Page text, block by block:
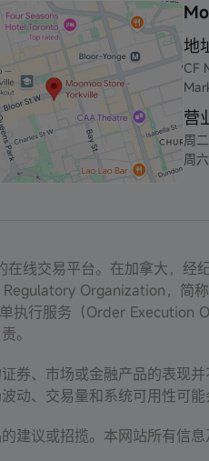
地
CF
营
周
周
线交易平台。在加拿大，
Organization，简
执行服务（Order Execution
。
券、市场或金融产品的表现
动、交易量和系统可用性可能
建议或招揽。本网站所有信